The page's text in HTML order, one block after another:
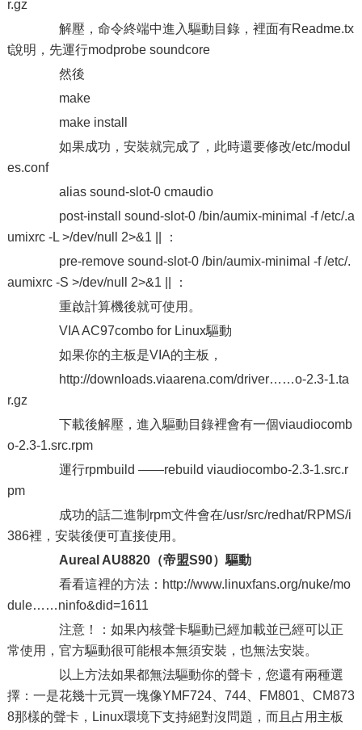
r.gz
解壓，命令終端中進入驅動目錄，裡面有Readme.tx
t說明，先運行modprobe soundcore
然後
make
make install
如果成功，安裝就完成了，此時還要修改/etc/modul
es.conf
alias sound-slot-0 cmaudio
post-install sound-slot-0 /bin/aumix-minimal -f /etc/.a
umixrc -L >/dev/null 2>&1 || ：
pre-remove sound-slot-0 /bin/aumix-minimal -f /etc/.
aumixrc -S >/dev/null 2>&1 || ：
重啟計算機後就可使用。
VIA AC97combo for Linux驅動
如果你的主板是VIA的主板，
http://downloads.viaarena.com/driver……o-2.3-1.ta
r.gz
下載後解壓，進入驅動目錄裡會有一個viaudiocomb
o-2.3-1.src.rpm
運行rpmbuild ——rebuild viaudiocombo-2.3-1.src.r
pm
成功的話二進制rpm文件會在/usr/src/redhat/RPMS/i
386裡，安裝後便可直接使用。
Aureal AU8820（帝盟S90）驅動
看看這裡的方法：http://www.linuxfans.org/nuke/mo
dule……ninfo&did=1611
注意！：如果內核聲卡驅動已經加載並已經可以正
常使用，官方驅動很可能根本無須安裝，也無法安裝。
以上方法如果都無法驅動你的聲卡，您還有兩種選
擇：一是花幾十元買一塊像YMF724、744、FM801、CM873
8那樣的聲卡，Linux環境下支持絕對沒問題，而且占用主板